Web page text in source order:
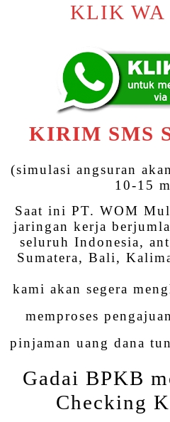
KLIK
KIRIM SMS
(simulasi angsuran
10-15
Saat ini PT. WOM
jaringan kerja
seluruh Indonesia,
Sumatera, Bali,
kami akan segera
memproses
pinjaman uang dana
Gadai BPKB
Checking